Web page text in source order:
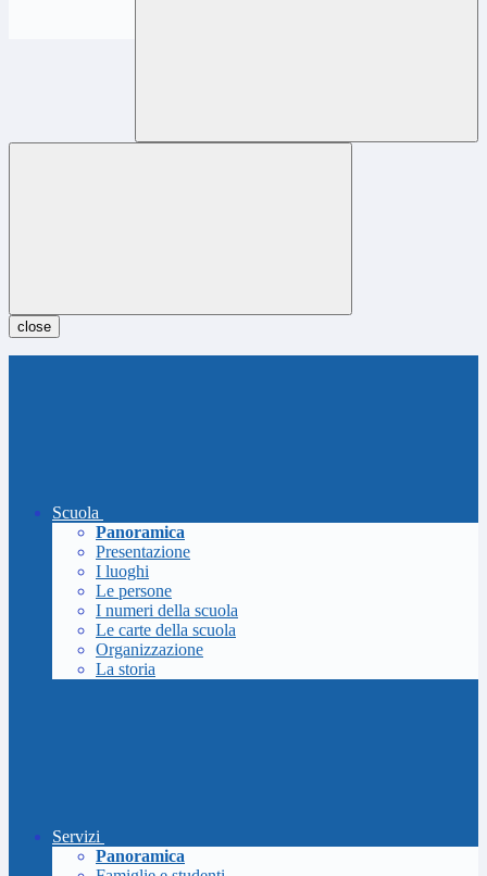
close
Scuola
Panoramica
Presentazione
I luoghi
Le persone
I numeri della scuola
Le carte della scuola
Organizzazione
La storia
Servizi
Panoramica